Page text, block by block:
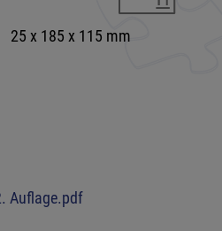
25 x 185 x 115 mm
Auflage.pdf